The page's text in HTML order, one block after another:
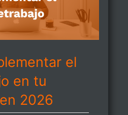
el
en tu
2026